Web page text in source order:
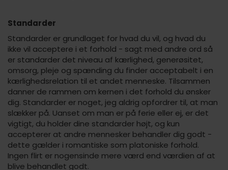
Standarder
Standarder er grundlaget for hvad du vil, og hvad du
ikke vil acceptere i et forhold - sagt med andre ord så
er standarder det niveau af kærlighed, generøsitet,
omsorg, pleje og spænding du finder acceptabelt i en
kærlighedsrelation til et andet menneske. Tilsammen
danner de rammen om kernen i det forhold du ønsker
dig. Standarder er noget, jeg aldrig opfordrer til, at man
slækker på. Uanset om man er på ferie eller ej, er det
vigtigt, du holder dine standarder højt, og kun
accepterer at andre mennesker behandler dig godt -
dette gælder i romantiske som platoniske forhold.
Ingen flirt er nogensinde mere værd end værdien af at
blive behandlet godt.